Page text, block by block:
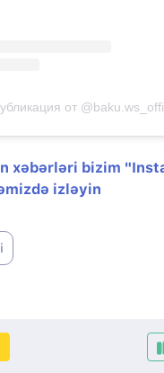
от
xəbərləri bizim
izləyin